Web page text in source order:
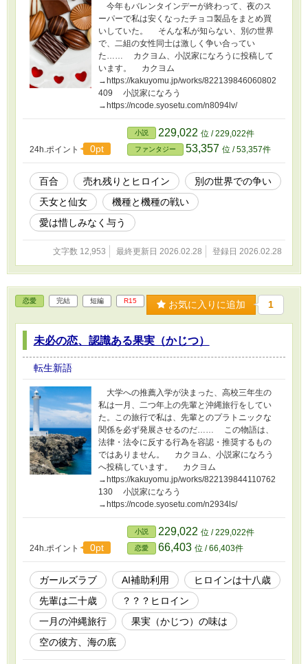
今年もバレンタインデーが終わって、夜のス
ーパーで私は安くなったチョコ製品をまとめ買
いしていた。 そんな私が知らない、別の世界
で、二組の女性同士は激しく争い合ってい
た…… カクヨム、小説家になろうに投稿して
います。 カクヨム
→https://kakuyomu.jp/works/822139846060802
409 小説家になろう
→https://ncode.syosetu.com/n8094lv/
24h.ポイント 0pt
小説 229,022 位 / 229,022件
ファンタジー 53,357 位 / 53,357件
百合 売れ残りとヒロイン
別の世界での争い
天女と仙女
機種と機種の戦い
愛は惜しみなく与う
文字数 12,953 最終更新日 2026.02.28 登録日 2026.02.28
恋愛 完結 短編 R15 お気に入りに追加 1
未必の恋、認識ある果実（かじつ）
転生新語
大学への推薦入学が決まった、高校三年生の
私は一月、二つ年上の先輩と沖縄旅行をしてい
た。この旅行で私は、先輩とのプラトニックな
関係を必ず発展させるのだ…… この物語は、
法律・法令に反する行為を容認・推奨するもの
ではありません。 カクヨム、小説家になろう
へ投稿しています。 カクヨム
→https://kakuyomu.jp/works/822139844110762
130 小説家になろう
→https://ncode.syosetu.com/n2934ls/
24h.ポイント 0pt
小説 229,022 位 / 229,022件
恋愛 66,403 位 / 66,403件
ガールズラブ AI補助利用
ヒロインは十八歳
先輩は二十歳
？？？ヒロイン
一月の沖縄旅行
果実（かじつ）の味は
空の彼方、海の底